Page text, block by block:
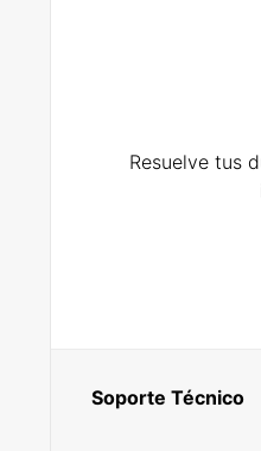
Resuelve tus
Soporte Técnico